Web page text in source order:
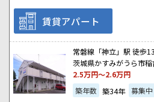
賃貸アパート
常磐線「神立」駅 徒歩
茨城県かすみがうら市
2.5万円～2.6万円
築年数 築34年 募集中